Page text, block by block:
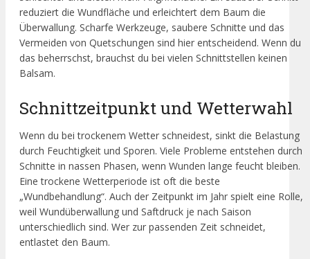
reduziert die Wundfläche und erleichtert dem Baum die
Überwallung. Scharfe Werkzeuge, saubere Schnitte und das
Vermeiden von Quetschungen sind hier entscheidend. Wenn du
das beherrschst, brauchst du bei vielen Schnittstellen keinen
Balsam.
Schnittzeitpunkt und Wetterwahl
Wenn du bei trockenem Wetter schneidest, sinkt die Belastung
durch Feuchtigkeit und Sporen. Viele Probleme entstehen durch
Schnitte in nassen Phasen, wenn Wunden lange feucht bleiben.
Eine trockene Wetterperiode ist oft die beste
„Wundbehandlung“. Auch der Zeitpunkt im Jahr spielt eine Rolle,
weil Wundüberwallung und Saftdruck je nach Saison
unterschiedlich sind. Wer zur passenden Zeit schneidet,
entlastet den Baum.